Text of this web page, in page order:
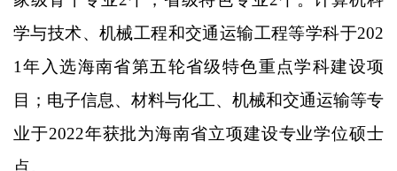
学与技术、机械工程和交通运输工程等学科于202
1年入选海南省第五轮省级特色重点学科建设项
目；电子信息、材料与化工、机械和交通运输等专
业于2022年获批为海南省立项建设专业学位硕士
点。